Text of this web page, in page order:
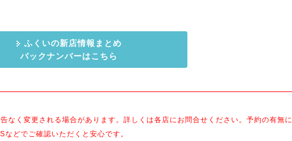
ふくいの新店情報まとめ
バックナンバーはこちら
なく変更される場合があります。詳しくは各店にお問合せください。予約の有無に
どでご確認いただくと安心です。